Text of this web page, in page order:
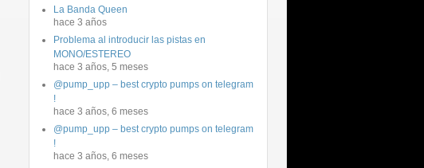
La Banda Queen
hace 3 años
Problema al introducir las pistas en
MONO/ESTEREO
hace 3 años, 5 meses
@pump_upp – best crypto pumps on telegram
!
hace 3 años, 6 meses
@pump_upp – best crypto pumps on telegram
!
hace 3 años, 6 meses